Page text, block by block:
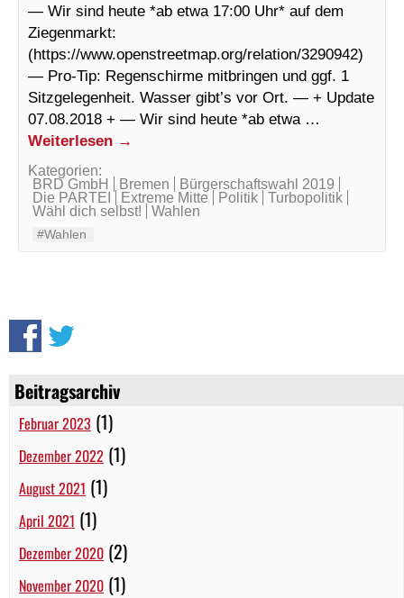
Beitragsarchiv
Februar 2023 (1)
Dezember 2022 (1)
August 2021 (1)
April 2021 (1)
Dezember 2020 (2)
November 2020 (1)
— Wir sind heute *ab etwa 17:00 Uhr* auf dem
Ziegenmarkt:
(https://www.openstreetmap.org/relation/3290942)
— Pro-Tip: Regenschirme mitbringen und ggf. 1
Sitzgelegenheit. Wasser gibt’s vor Ort. — + Update
07.08.2018 + — Wir sind heute *ab etwa …
Weiterlesen →
Kategorien:
BRD GmbH
Bremen
Bürgerschaftswahl 2019
Die PARTEI
Extreme Mitte Politik
Turbopolitik
Wähl dich selbst!
Wahlen
#Wahlen